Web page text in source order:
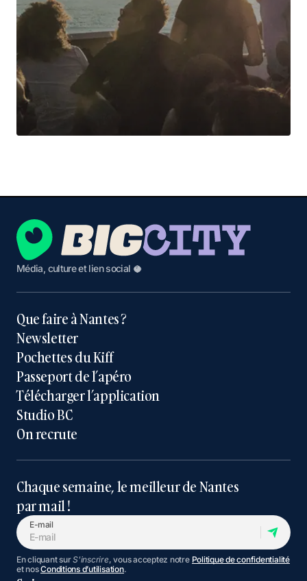
Média, culture et lien social 🥥
Que faire à Nantes ?
Newsletter
Pochettes du Kiff
Passeport de l’apéro
Télécharger l’application
Studio BC
On recrute
Chaque semaine, le meilleur de Nantes
par mail !
E-mail
En cliquant surS'inscrire, vous acceptez notre Politique de confidentialité
et nosConditions d’utilisation.